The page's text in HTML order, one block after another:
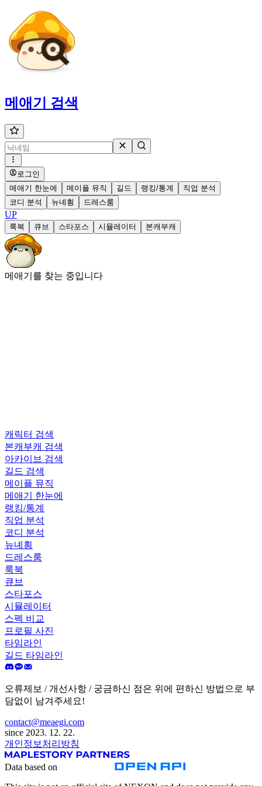
메애기 검색
로그인
메애기 한눈에
메이플 뮤직 길드 랭킹/통계
직업 분석
코디 분석
뉴녜힁 드레스룸
UP
룩북 큐브 스타포스 시뮬레이터 본캐부캐
메애기를 찾는 중입니다
캐릭터 검색
본캐부캐 검색
아카이브 검색
길드 검색
메이플 뮤직
메애기 한눈에
랭킹/통계
직업 분석
코디 분석
뉴녜힁
드레스룸
룩북
큐브
스타포스
시뮬레이터
스펙 비교
프로필 사진
타임라인
길드 타임라인
오류제보 / 개선사항 / 궁금하신 점은 위에 편하신 방법으로 부
담없이 남겨주세요!
contact@meaegi.com
since 2023. 12. 22.
개인정보처리방침
Data based on